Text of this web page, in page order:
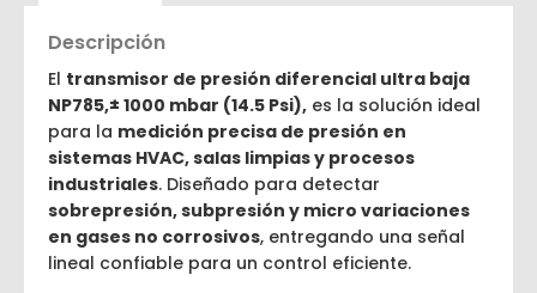
Descripción
El transmisor de presión diferencial ultra baja
NP785,± 1000 mbar (14.5 Psi), es la solución ideal
para la medición precisa de presión en
sistemas HVAC, salas limpias y procesos
industriales. Diseñado para detectar
sobrepresión, subpresión y micro variaciones
en gases no corrosivos, entregando una señal
lineal confiable para un control eficiente.